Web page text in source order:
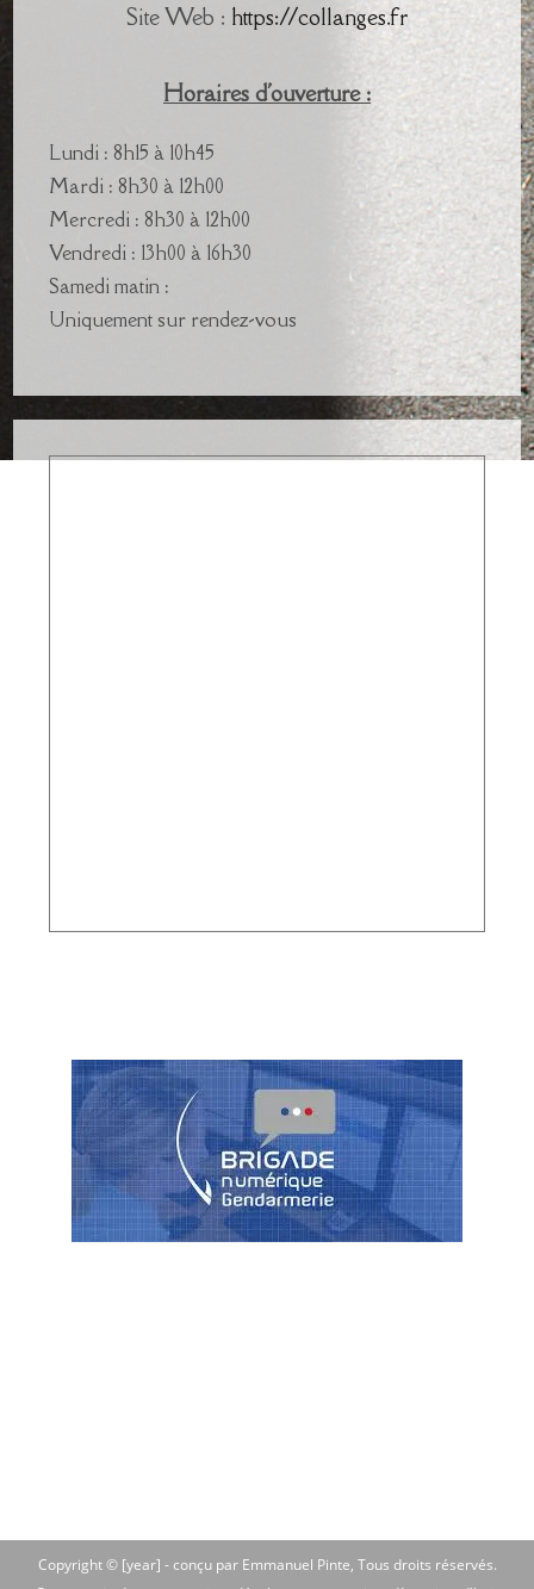
Site Web : https://collanges.fr
Horaires d'ouverture :
Lundi : 8h15 à 10h45
Mardi : 8h30 à 12h00
Mercredi : 8h30 à 12h00
Vendredi : 13h00 à 16h30
Samedi matin :
Uniquement sur rendez-vous
Copyright © [year] -conçu par Emmanuel Pinte, Tous droits réservés.